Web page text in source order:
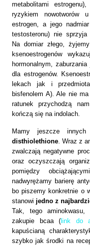
metabolitami
ryzykiem nowotworów
estrogen, a jego
testosteronu) nie sprzyja
Na domiar złego,
ksenoestrogenów
hormonalnym ,
dla estrogenów.
lekach jak i
bisfenolem A). Ale nie
ratunek przychodzą
kończą się na indolach.
Mamy jeszcze
disthiolethione . Wraz z
zwalczają negatywne
oraz oczyszczają
pomiędzy
nadwyrężamy barierę
bo piszemy konkretnie o
stanowi jedno z
Tak, tego
zakupie bcaa
(link do
kapuścianą
szybko jak środki na